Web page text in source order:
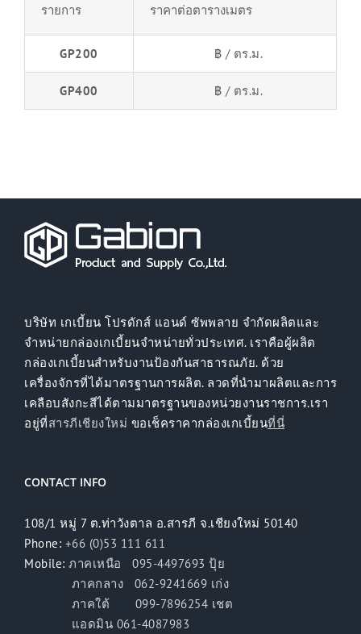
รายการ ราคาต่อตารางเมตร
GP200 ฿ / ตร.ม.
GP400 ฿ / ตร.ม.
บริษัท เกเบี้ยน โปรดักส์ แอนด์ ซัพพลาย จำกัดผลิตและ
จำหน่ายกล่องเกเบี้ยนจำหน่ายทั่วประเทศ. เราคือผู้ผลิต
กล่องเกเบี้ยนสำหรับงานป้องกันสาธารณภัย. ด้วย
เครื่องจักรที่ได้มาตรฐานการผลิต. ลวดที่นำมาผลิตและการ
เคลือบสังกะสีได้ตามมาตรฐานของหน่วยงานราชการ.เรา
อยู่ที่สารภีเชียงใหม่ ขอเช็คราคากล่องเกเบี้ยนที่นี่
CONTACT INFO
108/1 หมู่ 7 ต.ท่าวังตาล อ.สารภี จ.เชียงใหม่ 50140
Phone: +66 (0)53 111 611
Mobile: ภาคเหนือ 095-4497693 ปุ้ย
ภาคกลาง 062-9241669 เก่ง
ภาคใต้ 099-7896254 เชต
แอดมิน 061-4087983